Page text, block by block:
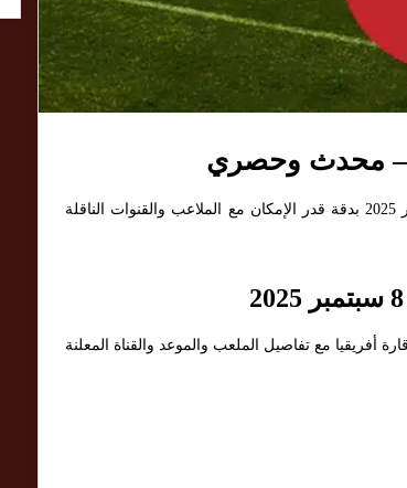
نعرض لكم في هذا التقرير الحصري مواعيد مباريات اليوم 8 سبتمبر 2025 بدقة قدر الإمكان مع الملاعب والقنوات الناقلة
في 8 سبتمبر 2025 ضمن تصفيات قارة أفريقيا مع تفاصيل الملعب والموعد والقناة المعلنة